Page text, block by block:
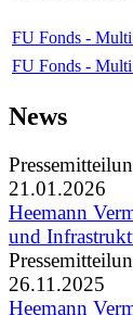
FU Fonds - Multi
FU Fonds -
News
21.01.2026
Heemann
und
26.11.2025
Heemann